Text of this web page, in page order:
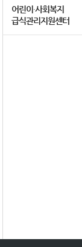
어린이∙사회복지
급식관리지원센터